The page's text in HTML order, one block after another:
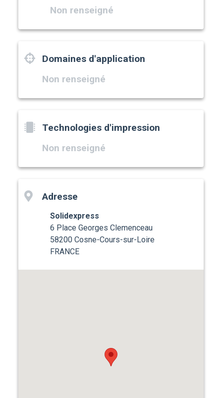
Non renseigné
Domaines d'application
Non renseigné
Technologies d'impression
Non renseigné
Adresse
Solidexpress
6 Place Georges Clemenceau
58200 Cosne-Cours-sur-Loire
FRANCE